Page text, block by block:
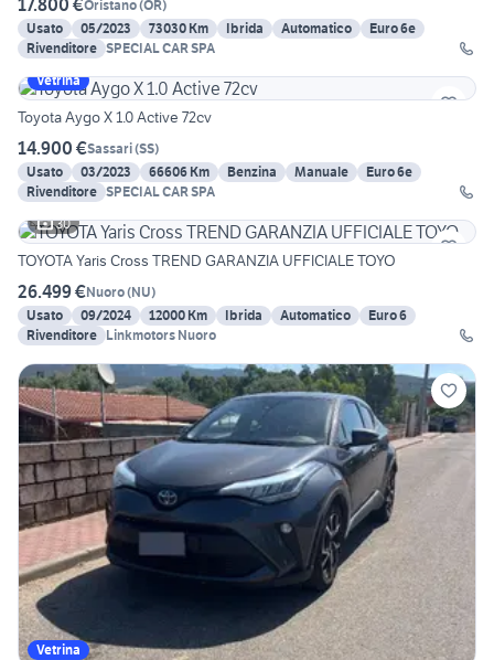
17.800 €Oristano(OR)
Usato
05/2023 73030 Km Ibrida Automatico
Euro 6e
Rivenditore SPECIAL CAR SPA
Vetrina
Toyota Aygo X 1.0 Active 72cv
14.900 €Sassari(SS)
Usato
03/2023 66606 Km Benzina Manuale
Euro 6e
Rivenditore SPECIAL CAR SPA
30
TOYOTA Yaris Cross TREND GARANZIA UFFICIALE TOYO
26.499 €Nuoro(NU)
Usato
09/2024 12000 Km Ibrida Automatico
Euro 6
Rivenditore Linkmotors Nuoro
Vetrina